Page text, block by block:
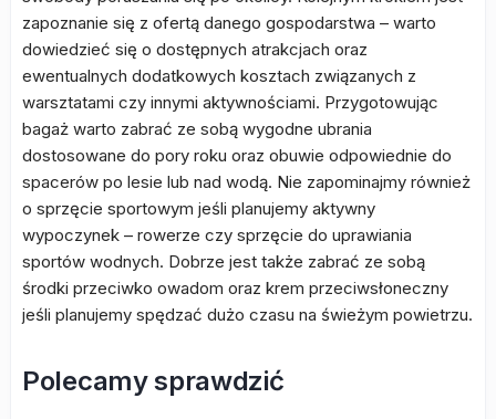
zapoznanie się z ofertą danego gospodarstwa – warto
dowiedzieć się o dostępnych atrakcjach oraz
ewentualnych dodatkowych kosztach związanych z
warsztatami czy innymi aktywnościami. Przygotowując
bagaż warto zabrać ze sobą wygodne ubrania
dostosowane do pory roku oraz obuwie odpowiednie do
spacerów po lesie lub nad wodą. Nie zapominajmy również
o sprzęcie sportowym jeśli planujemy aktywny
wypoczynek – rowerze czy sprzęcie do uprawiania
sportów wodnych. Dobrze jest także zabrać ze sobą
środki przeciwko owadom oraz krem przeciwsłoneczny
jeśli planujemy spędzać dużo czasu na świeżym powietrzu.
Polecamy sprawdzić